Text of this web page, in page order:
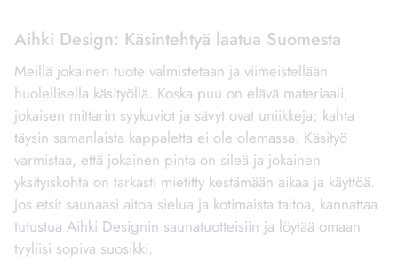
Aihki Design: Käsintehtyä laatua Suomesta
Meillä jokainen tuote valmistetaan ja viimeistellään
huolellisella käsityöllä. Koska puu on elävä materiaali,
jokaisen mittarin syykuviot ja sävyt ovat uniikkeja; kahta
täysin samanlaista kappaletta ei ole olemassa. Käsityö
varmistaa, että jokainen pinta on sileä ja jokainen
yksityiskohta on tarkasti mietitty kestämään aikaa ja käyttöä.
Jos etsit saunaasi aitoa sielua ja kotimaista taitoa, kannattaa
tutustua Aihki Designin saunatuotteisiin ja löytää omaan
tyyliisi sopiva suosikki.